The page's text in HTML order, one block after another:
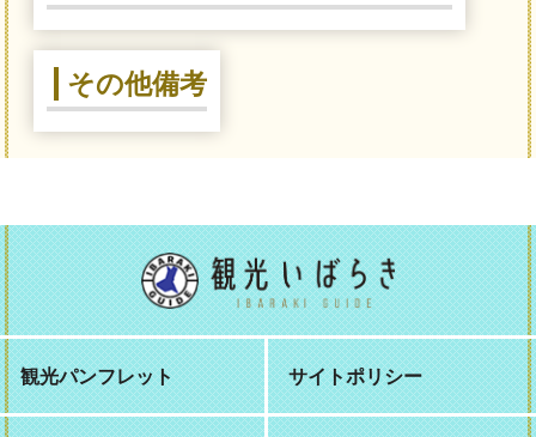
その他備考
観光パンフレット サイトポリシー